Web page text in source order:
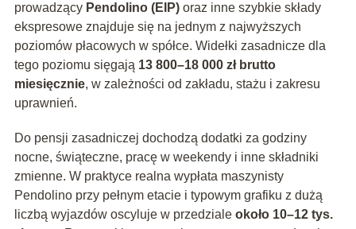
prowadzący Pendolino (EIP)oraz inne szybkie składy
ekspresowe znajduje się na jednym z najwyższych
poziomów płacowych w spółce. Widełki zasadnicze dla
tego poziomu sięgają 13 800–18 000 zł brutto
miesięcznie, w zależności od zakładu, stażu i zakresu
uprawnień.
Do pensji zasadniczej dochodzą dodatki za godziny
nocne, świąteczne, pracę w weekendy i inne składniki
zmienne. W praktyce realna wypłata maszynisty
Pendolino przy pełnym etacie i typowym grafiku z dużą
liczbą wyjazdów oscyluje w przedziale około 10–12 tys.